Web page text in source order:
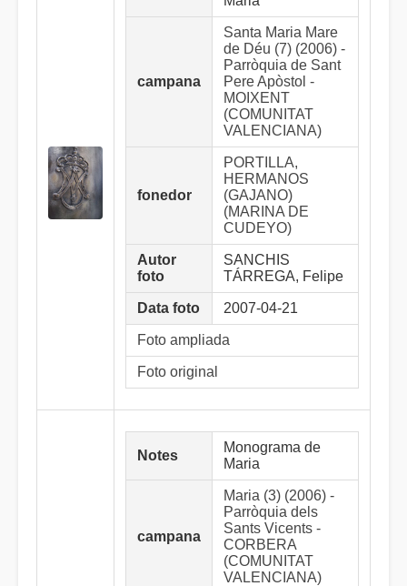
campana
Santa Maria Mare
de Déu (7) (2006) -
Parròquia de Sant
Pere Apòstol -
MOIXENT
(COMUNITAT
VALENCIANA)
fonedor
PORTILLA,
HERMANOS
(GAJANO)
(MARINA DE
CUDEYO)
Autor
foto
SANCHIS
TÁRREGA, Felipe
Data foto 2007-04-21
Foto ampliada
Foto original
Notes
Monograma de
Maria
campana
Maria (3) (2006) -
Parròquia dels
Sants Vicents -
CORBERA
(COMUNITAT
VALENCIANA)